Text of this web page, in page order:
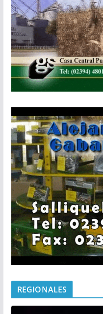
REGIONALES